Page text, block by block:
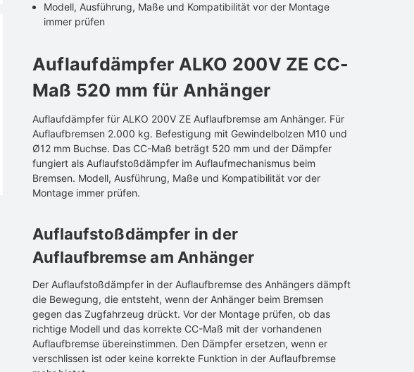
Modell, Ausführung, Maße und Kompatibilität vor der Montage
immer prüfen
Auflaufdämpfer ALKO 200V ZE CC-
Maß 520 mm für Anhänger
Auflaufdämpfer für ALKO 200V ZE Auflaufbremse am Anhänger. Für
Auflaufbremsen 2.000 kg. Befestigung mit Gewindelbolzen M10 und
Ø12 mm Buchse. Das CC-Maß beträgt 520 mm und der Dämpfer
fungiert als Auflaufstoßdämpfer im Auflaufmechanismus beim
Bremsen. Modell, Ausführung, Maße und Kompatibilität vor der
Montage immer prüfen.
Auflaufstoßdämpfer in der
Auflaufbremse am Anhänger
Der Auflaufstoßdämpfer in der Auflaufbremse des Anhängers dämpft
die Bewegung, die entsteht, wenn der Anhänger beim Bremsen
gegen das Zugfahrzeug drückt. Vor der Montage prüfen, ob das
richtige Modell und das korrekte CC-Maß mit der vorhandenen
Auflaufbremse übereinstimmen. Den Dämpfer ersetzen, wenn er
verschlissen ist oder keine korrekte Funktion in der Auflaufbremse